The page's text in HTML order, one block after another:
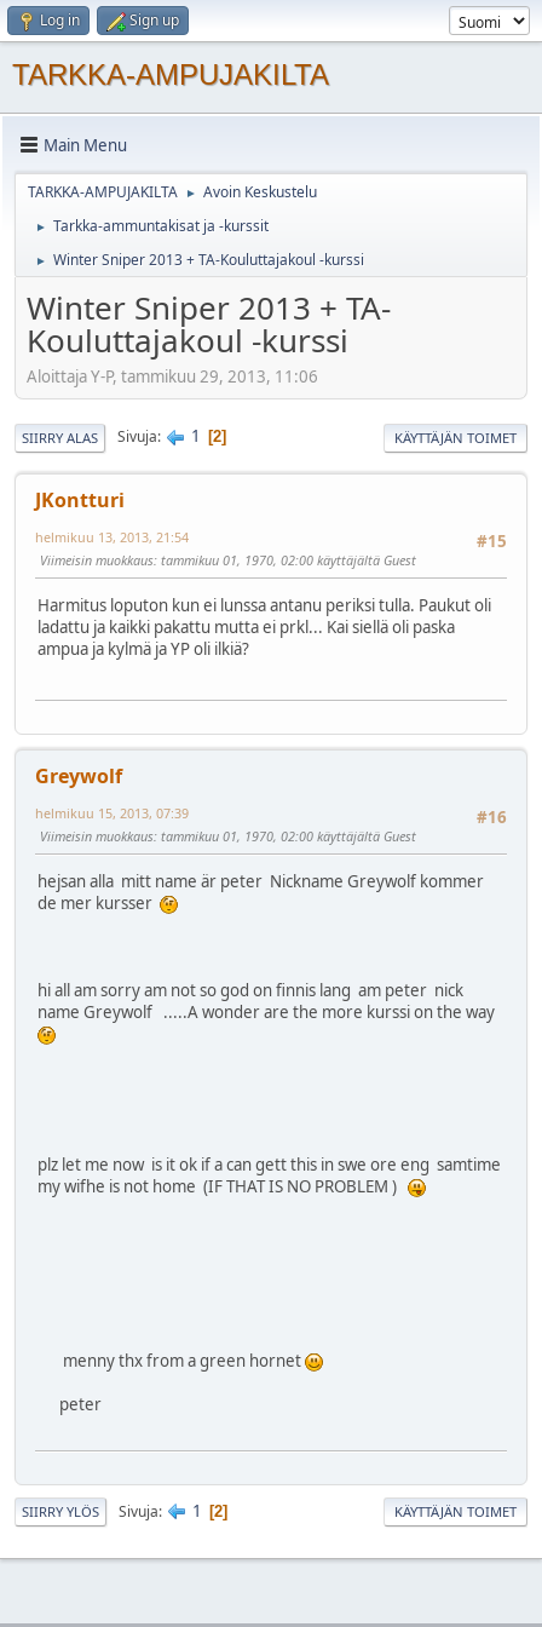
Log in Sign up
TARKKA-AMPUJAKILTA
Main Menu
TARKKA-AMPUJAKILTA ► Avoin Keskustelu
► Tarkka-ammuntakisat ja -kurssit
► Winter Sniper 2013 + TA-Kouluttajakoul -kurssi
Winter Sniper 2013 + TA-
Kouluttajakoul -kurssi
Aloittaja Y-P, tammikuu 29, 2013, 11:06
SIIRRY ALAS Sivuja 1 2 KÄYTTÄJÄN TOIMET
JKontturi
#15
helmikuu 13, 2013, 21:54
Viimeisin muokkaus: tammikuu 01, 1970, 02:00 käyttäjältä Guest
Harmitus loputon kun ei lunssa antanu periksi tulla. Paukut oli
ladattu ja kaikki pakattu mutta ei prkl... Kai siellä oli paska
ampua ja kylmä ja YP oli ilkiä?
Greywolf
#16
helmikuu 15, 2013, 07:39
Viimeisin muokkaus: tammikuu 01, 1970, 02:00 käyttäjältä Guest
hejsan alla mitt name är peter Nickname Greywolf kommer
de mer kursser
hi all am sorry am not so god on finnis lang am peter nick
name Greywolf .....A wonder are the more kurssi on the way
plz let me now is it ok if a can gett this in swe ore eng samtime
my wifhe is not home (IF THAT IS NO PROBLEM )
menny thx from a green hornet
peter
SIIRRY YLÖS Sivuja 1 2 KÄYTTÄJÄN TOIMET